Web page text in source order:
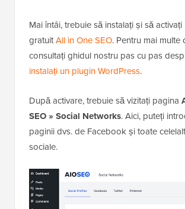
Mai întâi, trebuie să instalați și să
gratuitAll in One SEO. Pentru mai multe
consultați ghidul nostru pas cu pas
instalați un plugin WordPress.
După activare, trebuie să vizitați pagina
SEO » Social Networks. Aici, puteți
paginii dvs. de Facebook și toate
sociale.